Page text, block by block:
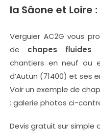
la Sâone et Loire :
Verguier AC2G vous
de chapes fluides
chantiers en neuf ou
d’Autun (71400) et ses
Voir un exemple de
: galerie photos ci-
Devis gratuit sur simple